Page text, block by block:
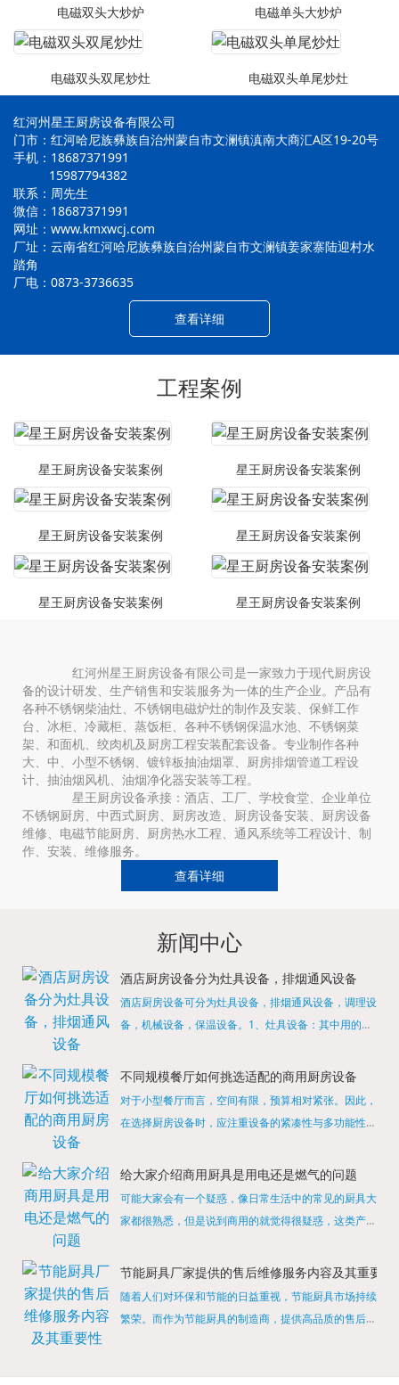
电磁双头大炒炉 电磁单头大炒炉
电磁双头双尾炒灶 电磁双头单尾炒灶
红河州星王厨房设备有限公司
门市：红河哈尼族彝族自治州蒙自市文澜镇滇南大商汇A区19-20号
手机：18687371991
15987794382
联系：周先生
微信：18687371991
网址：www.kmxwcj.com
厂址：云南省红河哈尼族彝族自治州蒙自市文澜镇姜家寨陆迎村水
踏角
厂电：0873-3736635
查看详细
工程案例
星王厨房设备安装案例 星王厨房设备安装案例
星王厨房设备安装案例 星王厨房设备安装案例
星王厨房设备安装案例 星王厨房设备安装案例
红河州星王厨房设备有限公司是一家致力于现代厨房设
备的设计研发、生产销售和安装服务为一体的生产企业。产品有
各种不锈钢柴油灶、不锈钢电磁炉灶的制作及安装、保鲜工作
台、冰柜、冷藏柜、蒸饭柜、各种不锈钢保温水池、不锈钢菜
架、和面机、绞肉机及厨房工程安装配套设备。专业制作各种
大、中、小型不锈钢、镀锌板抽油烟罩、厨房排烟管道工程设
计、抽油烟风机、油烟净化器安装等工程。
星王厨房设备承接：酒店、工厂、学校食堂、企业单位
不锈钢厨房、中西式厨房、厨房改造、厨房设备安装、厨房设备
维修、电磁节能厨房、厨房热水工程、通风系统等工程设计、制
作、安装、维修服务。
查看详细
新闻中心
酒店厨房设备分为灶具设备，排烟通风设备
酒店厨房设备可分为灶具设备，排烟通风设备，调理设
备，机械设备，保温设备。1、灶具设备：其中用的较
缺少的，经过相关检测证明的合格设备才能进行使用，
不同规模餐厅如何挑选适配的商用厨房设备
对于小型餐厅而言，空间有限，预算相对紧张。因此，
在选择厨房设备时，应注重设备的紧凑性与多功能性。
烹饪设备，既能节省空间，又能满足多样化的烹饪需
给大家介绍商用厨具是用电还是燃气的问题
可能大家会有一个疑惑，像日常生活中的常见的厨具大
家都很熟悉，但是说到商用的就觉得很疑惑，这类产品
店用的就是商用的吗?还真别说，真被大家猜对了，这
节能厨具厂家提供的售后维修服务内容及其重要性
随着人们对环保和节能的日益重视，节能厨具市场持续
繁荣。而作为节能厨具的制造商，提供高品质的售后维